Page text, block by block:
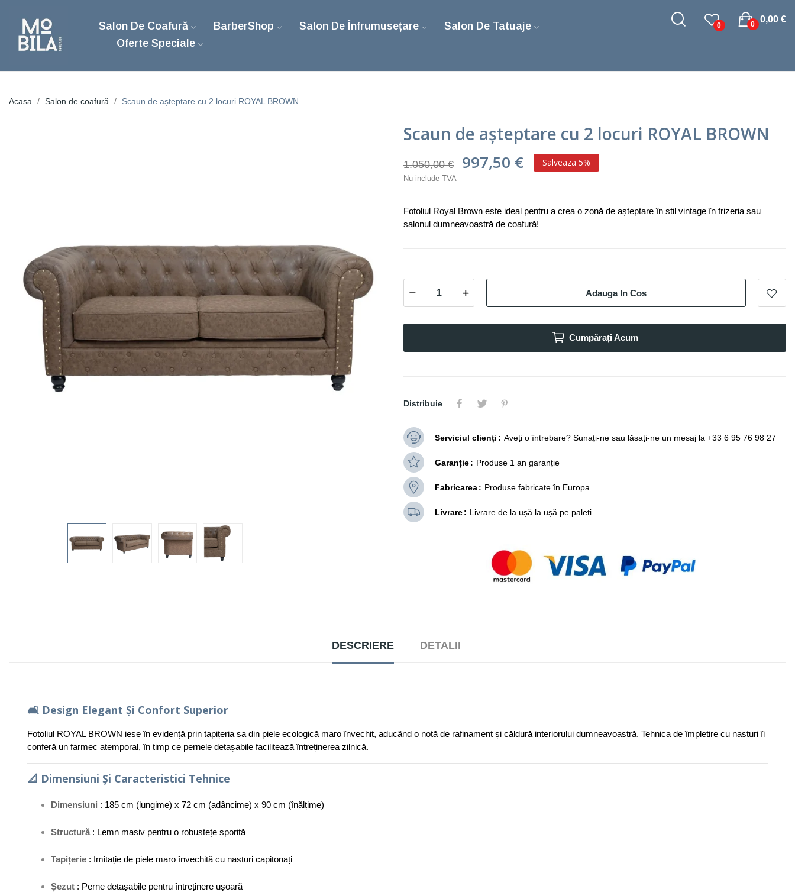
Salon De Coafură BarberShop Salon De Înfrumusețare
Salon De Tatuaje
Oferte Speciale
0
0,00 €
0
Acasa Salon de coafură Scaun de așteptare cu 2 locuri ROYAL BROWN
Scaun de așteptare cu 2 locuri ROYAL BROWN
1.050,00 € 997,50 € Salveaza 5%
Nu include TVA
Fotoliul Royal Brown este ideal pentru a crea o zonă de așteptare în stil vintage în frizeria sau
salonul dumneavoastră de coafură!
Adauga In Cos
Cumpărați Acum
Distribuie
Serviciul clienți Aveți o întrebare? Sunați-ne sau lăsați-ne un mesaj la +33 6 95 76 98 27
Garanție Produse 1 an garanție
Fabricarea Produse fabricate în Europa
Livrare Livrare de la ușă la ușă pe paleți
DESCRIERE DETALII
🛋️ Design Elegant Și Confort Superior
Fotoliul ROYAL BROWN iese în evidență prin tapițeria sa din piele ecologică maro învechit, aducând o notă de rafinament și căldură interiorului dumneavoastră. Tehnica de împletire cu nasturi îi
conferă un farmec atemporal, în timp ce pernele detașabile facilitează întreținerea zilnică.
📐 Dimensiuni Și Caracteristici Tehnice
Dimensiuni : 185 cm (lungime) x 72 cm (adâncime) x 90 cm (înălțime)
Structură : Lemn masiv pentru o robustețe sporită
Tapițerie : Imitație de piele maro învechită cu nasturi capitonați
Șezut : Perne detașabile pentru întreținere ușoară